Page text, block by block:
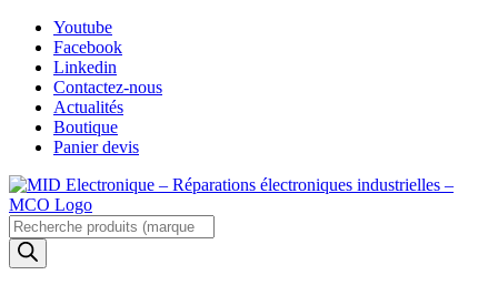
Skip
content
Youtube
Facebook
Linkedin
Contactez-nous
Actualités
Boutique
Panier devis
Recherche
de
produits